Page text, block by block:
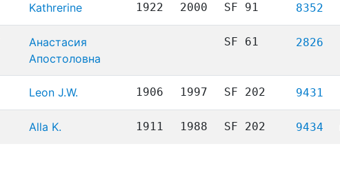
Kathrerine 1922 2000 SF 91 8352
Анастасия
Апостоловна
SF 61 2826
Leon J.W. 1906 1997 SF 202 9431
Alla K. 1911 1988 SF 202 9434